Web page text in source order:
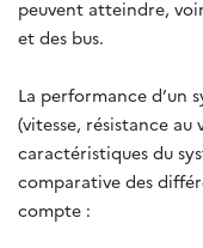
peuvent atteindre,
et des bus.
La performance d’un
(vitesse, résistance
caractéristiques du
comparative des
compte :